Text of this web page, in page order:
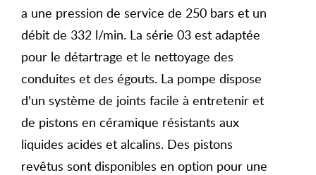
a une pression de service de 250 bars et un
débit de 332 l/min. La série 03 est adaptée
pour le détartrage et le nettoyage des
conduites et des égouts. La pompe dispose
d'un système de joints facile à entretenir et
de pistons en céramique résistants aux
liquides acides et alcalins. Des pistons
revêtus sont disponibles en option pour une